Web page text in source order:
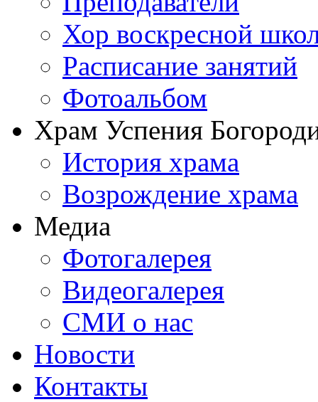
Хор воскресной
Расписание занятий
Фотоальбом
Храм Успения
История храма
Возрождение храма
Медиа
Фотогалерея
Видеогалерея
СМИ о нас
Новости
Контакты